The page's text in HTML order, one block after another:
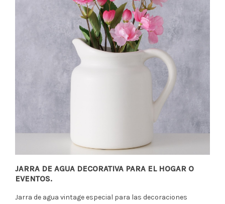
JARRA DE AGUA DECORATIVA PARA EL HOGAR O
EVENTOS.
Jarra de agua vintage especial para las decoraciones